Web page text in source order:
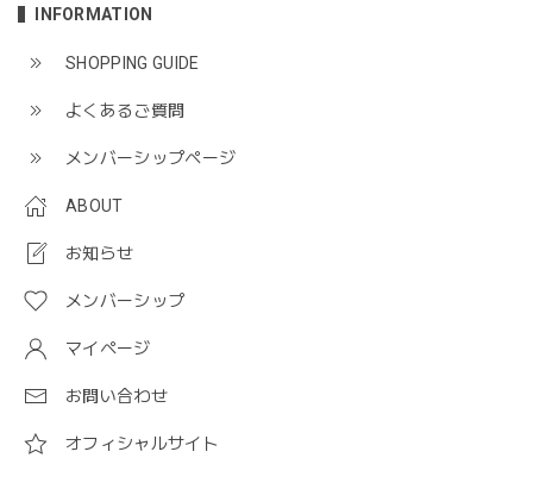
INFORMATION
SHOPPING GUIDE
よくあるご質問
メンバーシップページ
ABOUT
お知らせ
メンバーシップ
マイページ
お問い合わせ
オフィシャルサイト